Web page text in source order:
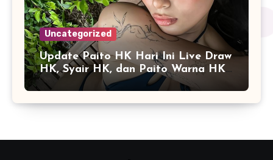
Uncategorized
Update Paito HK Hari Ini Live Draw
HK, Syair HK, dan Paito Warna HK
Terlengkap